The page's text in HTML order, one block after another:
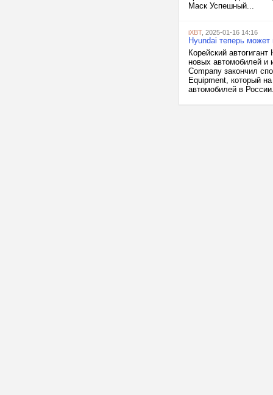
Маск Успешный...
iXBT, 2025-01-16 14:16
Hyundai теперь может
Корейский
новых автомобилей и
Company закончил
Equipment, который
автомобилей в